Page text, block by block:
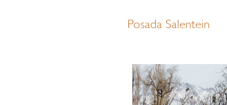
Posada Salentein